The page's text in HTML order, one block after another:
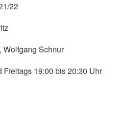
22
Wolfgang Schnur
19:00 bis 20:30 Uhr